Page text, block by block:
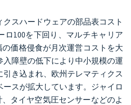
スハードウェアの部品表コスト
ロ100を下回り、マルチキャリア
の価格侵食が月次運営コストを大
障壁の低下により中小規模の運
き込まれ、欧州テレマティクス
スが拡大しています。ジャイロ
タイヤ空気圧センサーなどのよ